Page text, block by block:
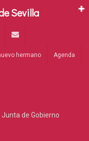
hermano Agenda
Junta de Gobierno
Sevilla